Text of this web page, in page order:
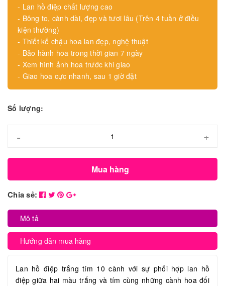
- Lan hồ điệp chất lượng cao
- Bông to, cành dài, đẹp và tươi lâu (Trên 4 tuần ở điều
kiện thường)
- Thiết kế chậu hoa lan đẹp, nghệ thuật
- Bảo hành hoa trong thời gian 7 ngày
- Xem hình ảnh hoa trước khi giao
- Giao hoa cực nhanh, sau 1 giờ đặt
Số lượng:
- +
Mua hàng
Chia sẻ:
Mô tả
Hướng dẫn mua hàng
Lan hồ điệp trắng tím 10 cành với sự phối hợp lan hồ
điệp giữa hai màu trắng và tím cùng những cành hoa đối